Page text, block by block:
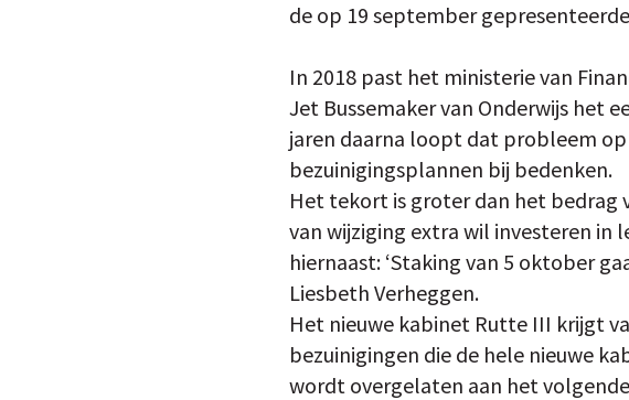
de op 19 september
In 2018 past het ministerie van
Jet Bussemaker van Onderwijs het
jaren daarna loopt dat probleem
bezuinigingsplannen bij bedenken.
Het tekort is groter dan het bedrag
van wijziging extra wil investeren in
hiernaast: ‘Staking van 5 oktober
Liesbeth Verheggen.
Het nieuwe kabinet Rutte III krijgt
bezuinigingen die de hele nieuwe
wordt overgelaten aan het